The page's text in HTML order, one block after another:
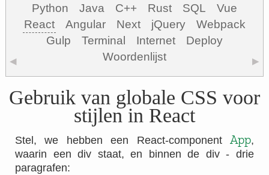
Python
Java C++ Rust SQL
Vue
React
Angular Next jQuery
Webpack
Gulp
Terminal Internet
Deploy
Woordenlijst
◀ ▶
Gebruik van globale CSS voor
stijlen in React
Stel, we hebben een React-component App,
waarin een div staat, en binnen de div - drie
paragrafen: